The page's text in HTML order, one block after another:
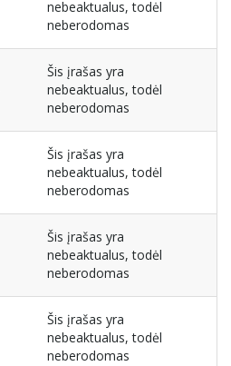
nebeaktualus, todėl
neberodomas
Šis įrašas yra
nebeaktualus, todėl
neberodomas
Šis įrašas yra
nebeaktualus, todėl
neberodomas
Šis įrašas yra
nebeaktualus, todėl
neberodomas
Šis įrašas yra
nebeaktualus, todėl
neberodomas